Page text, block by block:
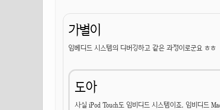
가별이
임베디드 시스템의 디버깅하고 같은 과정이로군요 ㅎㅎ
도아
사실 iPod Touch도 임비디드 시스템이죠. 임비디드